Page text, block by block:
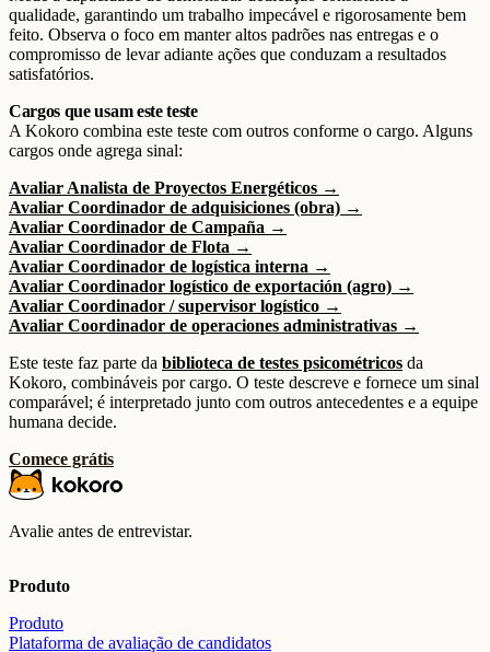
qualidade, garantindo um trabalho impecável e rigorosamente bem
feito. Observa o foco em manter altos padrões nas entregas e o
compromisso de levar adiante ações que conduzam a resultados
satisfatórios.
Cargos que usam este teste
A Kokoro combina este teste com outros conforme o cargo. Alguns
cargos onde agrega sinal:
Avaliar Analista de Proyectos Energéticos →
Avaliar Coordinador de adquisiciones (obra) →
Avaliar Coordinador de Campaña →
Avaliar Coordinador de Flota →
Avaliar Coordinador de logística interna →
Avaliar Coordinador logístico de exportación (agro) →
Avaliar Coordinador / supervisor logístico →
Avaliar Coordinador de operaciones administrativas →
Este teste faz parte da biblioteca de testes psicométricos da
Kokoro, combináveis por cargo. O teste descreve e fornece um sinal
comparável; é interpretado junto com outros antecedentes e a equipe
humana decide.
Comece grátis
Avalie antes de entrevistar.
Produto
Produto
Plataforma de avaliação de candidatos